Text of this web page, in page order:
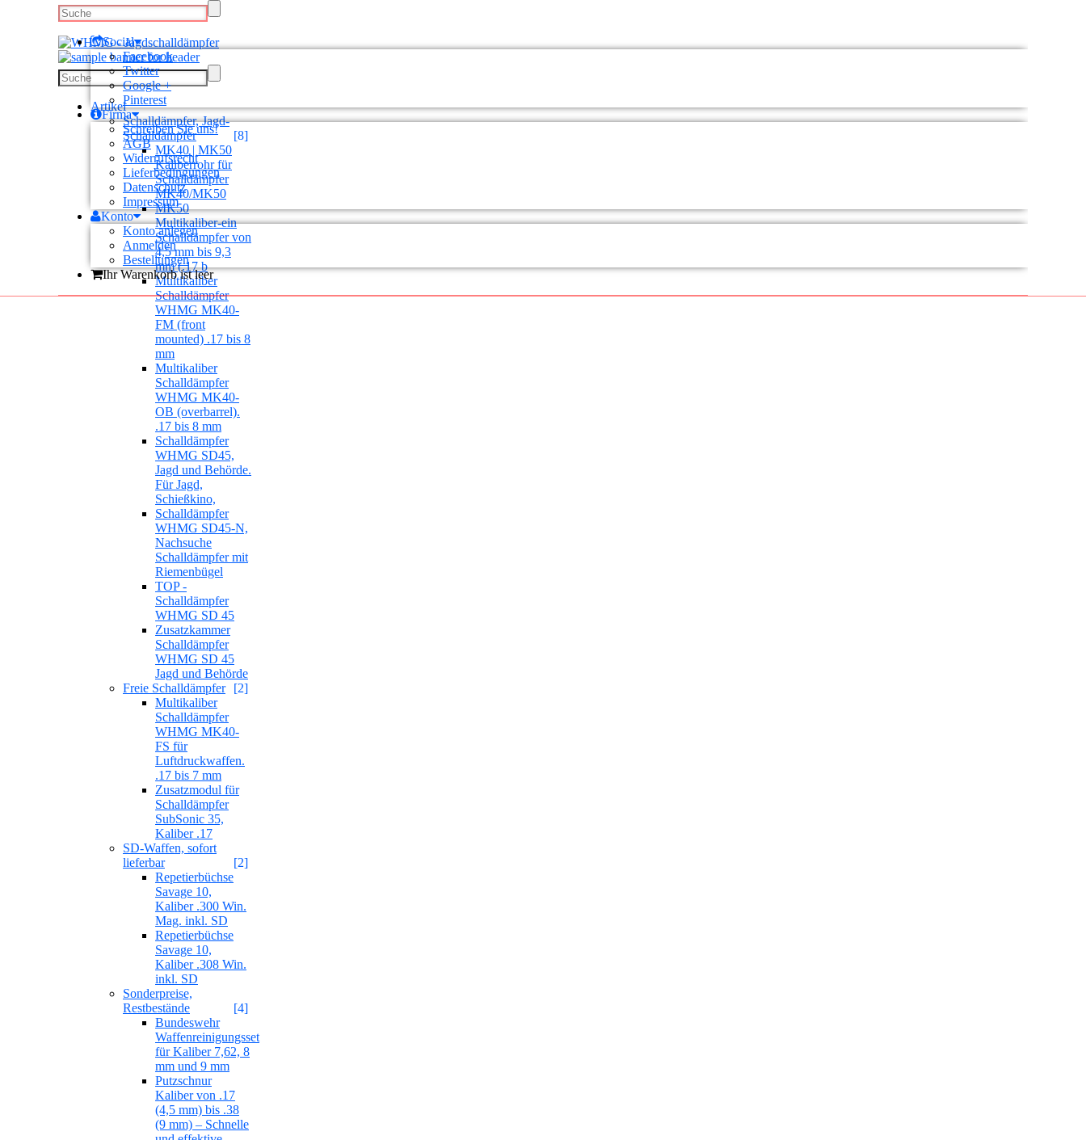
Social
Facebook
Twitter
Google +
Pinterest
Firma
Schreiben Sie uns!
AGB
Widerrufsrecht
Lieferbedingungen
Datenschutz
Impressum
Konto
Konto anlegen
Anmelden
Bestellungen
Ihr Warenkorb ist leer
Artikel
Schalldämpfer, Jagd-
Schalldämpfer
[8]
MK40 | MK50
Kaliberrohr für
Schalldämpfer
MK40/MK50
MK50
Multikaliber-ein
Schalldämpfer von
4,5 mm bis 9,3
mm (.17 b
Multikaliber
Schalldämpfer
WHMG MK40-
FM (front
mounted) .17 bis 8
mm
Multikaliber
Schalldämpfer
WHMG MK40-
OB (overbarrel).
.17 bis 8 mm
Schalldämpfer
WHMG SD45,
Jagd und Behörde.
Für Jagd,
Schießkino,
Schalldämpfer
WHMG SD45-N,
Nachsuche
Schalldämpfer mit
Riemenbügel
TOP -
Schalldämpfer
WHMG SD 45
Zusatzkammer
Schalldämpfer
WHMG SD 45
Jagd und Behörde
Freie Schalldämpfer
[2]
Multikaliber
Schalldämpfer
WHMG MK40-
FS für
Luftdruckwaffen.
.17 bis 7 mm
Zusatzmodul für
Schalldämpfer
SubSonic 35,
Kaliber .17
SD-Waffen, sofort
lieferbar
[2]
Repetierbüchse
Savage 10,
Kaliber .300 Win.
Mag. inkl. SD
Repetierbüchse
Savage 10,
Kaliber .308 Win.
inkl. SD
Sonderpreise,
Restbestände
[4]
Bundeswehr
Waffenreinigungsset
für Kaliber 7,62, 8
mm und 9 mm
Putzschnur
Kaliber von .17
(4,5 mm) bis .38
(9 mm) – Schnelle